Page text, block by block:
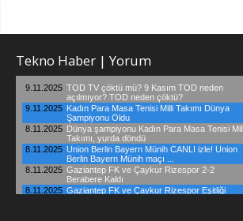
Tekno Haber | Yorum